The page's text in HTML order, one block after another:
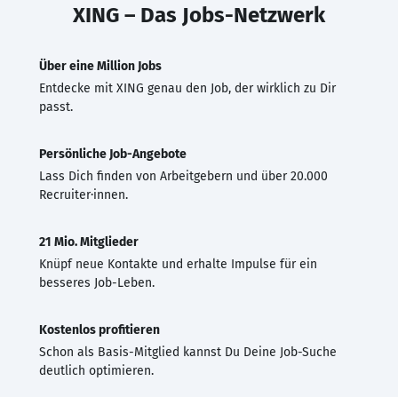
XING – Das Jobs-Netzwerk
Über eine Million Jobs
Entdecke mit XING genau den Job, der wirklich zu Dir
passt.
Persönliche Job-Angebote
Lass Dich finden von Arbeitgebern und über 20.000
Recruiter·innen.
21 Mio. Mitglieder
Knüpf neue Kontakte und erhalte Impulse für ein
besseres Job-Leben.
Kostenlos profitieren
Schon als Basis-Mitglied kannst Du Deine Job-Suche
deutlich optimieren.